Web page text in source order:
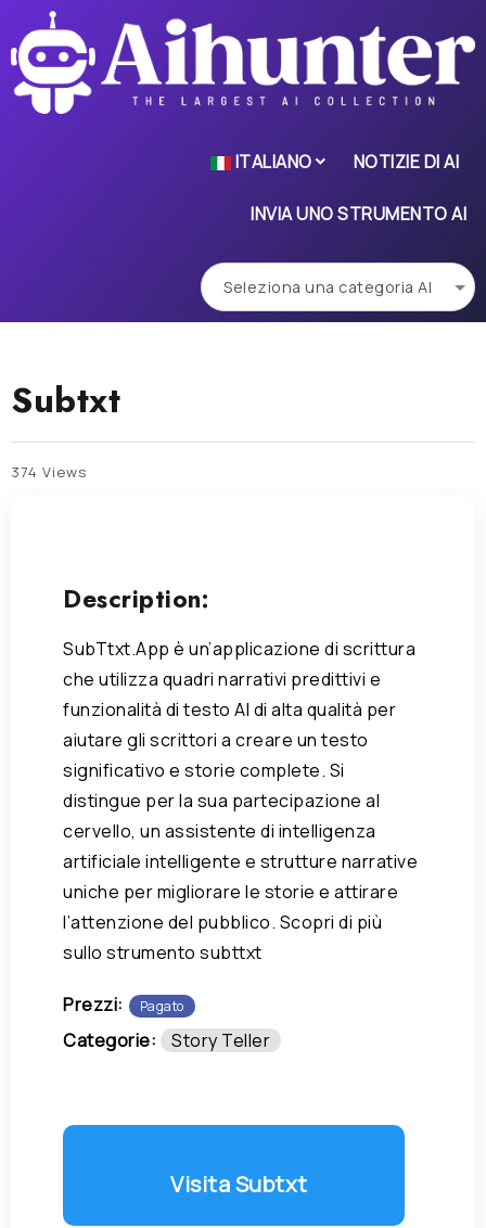
ITALIANO NOTIZIE DI AI
INVIA UNO STRUMENTO AI
Subtxt
374 Views
Description:
SubTtxt.App è un’applicazione di scrittura
che utilizza quadri narrativi predittivi e
funzionalità di testo AI di alta qualità per
aiutare gli scrittori a creare un testo
significativo e storie complete. Si
distingue per la sua partecipazione al
cervello, un assistente di intelligenza
artificiale intelligente e strutture narrative
uniche per migliorare le storie e attirare
l’attenzione del pubblico. Scopri di più
sullo strumento subttxt
Prezzi: Pagato
Categorie: Story Teller
Visita Subtxt